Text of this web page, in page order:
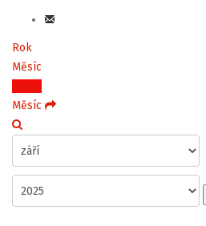
Rok
Měsíc
Týden
Měsíc